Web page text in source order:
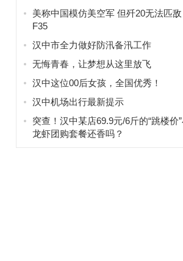
美称中国模仿美空军 但歼20无法匹敌
F35
汉中市全力做好防汛备汛工作
无悔青春，让梦想从这里放飞
汉中这位00后女孩，全国优秀！
汉中机场出行最新提示
突查！汉中某店69.9元/6斤的“跳楼价
龙虾团购套餐还香吗​？